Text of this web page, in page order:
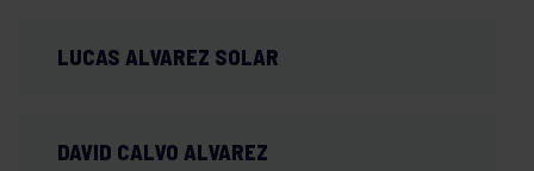
LUCAS ALVAREZ SOLAR
DAVID CALVO ALVAREZ